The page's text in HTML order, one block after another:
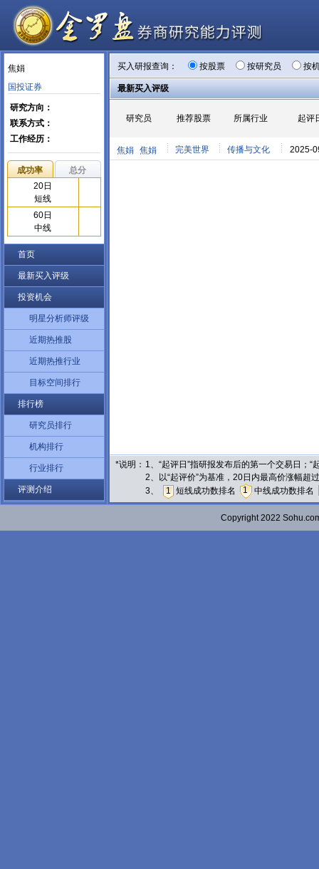
焦娟
国投证券
研究方向：
联系方式：
工作经历：
成功率
总分
20日
短线
60日
中线
首页
最新买入评级
投资机会
明星分析师评级
近期热推股
近期热推行业
目标空间排行
排行榜
研究员排行
机构排行
行业排行
评测介绍
买入研报查询： 按股票 按研究员 按
最新买入评级
研究员 推荐股票 所属行业 起评
焦娟 焦娟 完美世界 传播与文化 2025-
*说明： 1、“起评日”指研报发布后的第一个交易日；
2、以“起评价”为基准，20日内最高价涨幅
3、
1 短线成功数排名 1 中线成功数排名
Copyright 2022